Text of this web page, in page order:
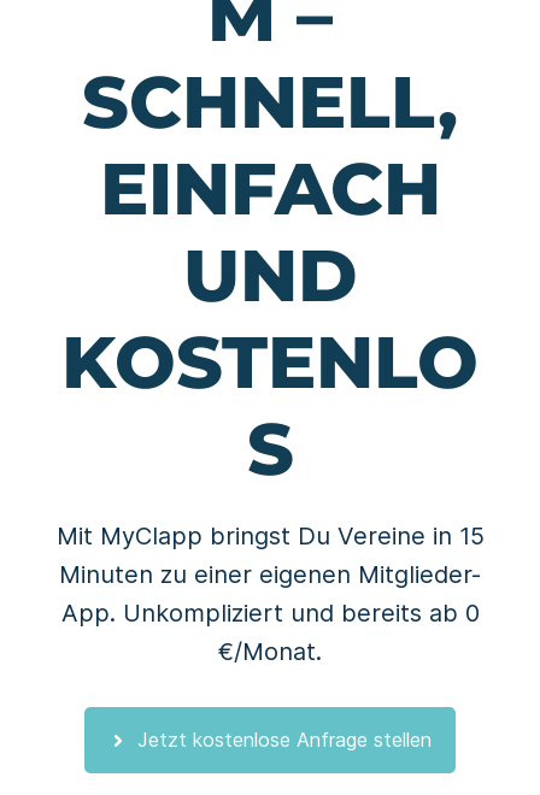
SCHNELL,
EINFACH
UND
KOSTENLO
S
Mit MyClapp bringst Du Vereine in 15
Minuten zu einer eigenen Mitglieder-
App. Unkompliziert und bereits ab 0
€/Monat.
Jetzt kostenlose Anfrage stellen